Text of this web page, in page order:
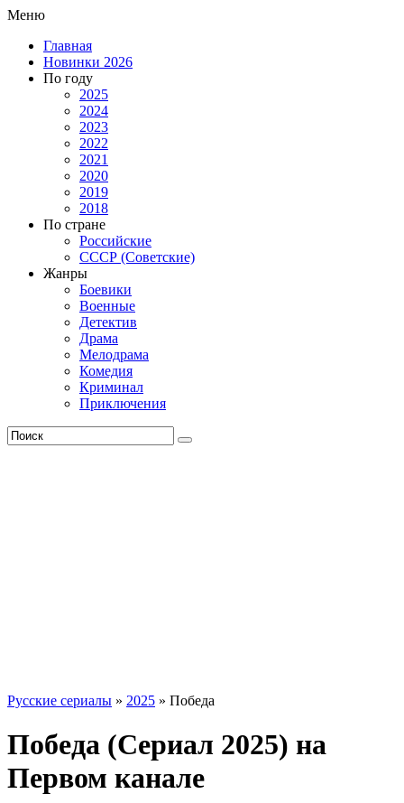
Меню
Главная
Новинки 2026
По году
2025
2024
2023
2022
2021
2020
2019
2018
По стране
Российские
СССР (Советские)
Жанры
Боевики
Военные
Детектив
Драма
Мелодрама
Комедия
Криминал
Приключения
Русские сериалы » 2025 » Победа
Победа (Сериал 2025) на
Первом канале